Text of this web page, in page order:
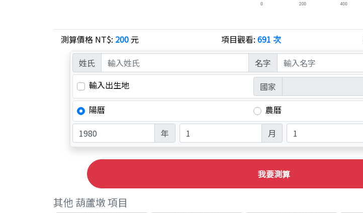
測算價格 NT$: 200 元 項目觀看:691 次
姓氏 名字
輸入出生地
國家
陽曆
農曆
年
月
我要測算
其他 葫蘆墩 項目